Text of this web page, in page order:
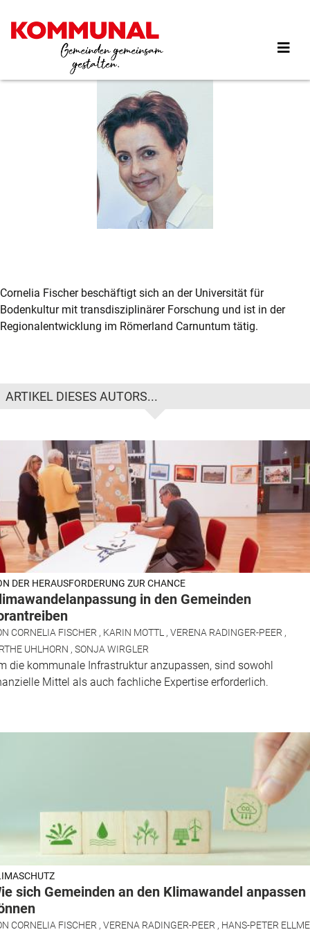
Inhalt
Cornelia Fischer beschäftigt sich an der Universität für
Bodenkultur mit transdisziplinärer Forschung und ist in der
Regionalentwicklung im Römerland Carnuntum tätig.
ARTIKEL DIESES AUTORS...
DER HERAUSFORDERUNG ZUR CHANCE
in den Gemeinden
CORNELIA FISCHER , KARIN MOTTL , VERENA RADINGER-PEER ,
UHLHORN , SONJA WIRGLER
die kommunale Infrastruktur anzupassen, sind sowohl
Mittel als auch fachliche Expertise erforderlich.
sich Gemeinden an den Klimawandel anpassen
CORNELIA FISCHER , VERENA RADINGER-PEER , HANS-PETER